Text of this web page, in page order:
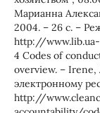
Марианна
2004. – 26 c. –
http://
4 Codes of
overview. – Irene,
электронному
http://